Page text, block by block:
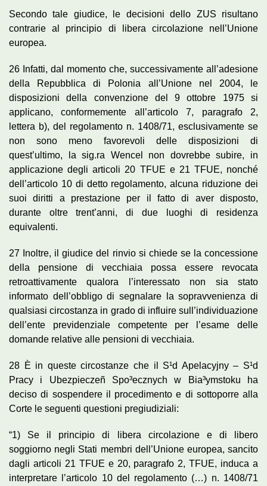
Secondo tale giudice, le decisioni dello ZUS risultano
contrarie al principio di libera circolazione nell’Unione
europea.
26 Infatti, dal momento che, successivamente all’adesione
della Repubblica di Polonia all’Unione nel 2004, le
disposizioni della convenzione del 9 ottobre 1975 si
applicano, conformemente all’articolo 7, paragrafo 2,
lettera b), del regolamento n. 1408/71, esclusivamente se
non sono meno favorevoli delle disposizioni di
quest’ultimo, la sig.ra Wencel non dovrebbe subire, in
applicazione degli articoli 20 TFUE e 21 TFUE, nonché
dell’articolo 10 di detto regolamento, alcuna riduzione dei
suoi diritti a prestazione per il fatto di aver disposto,
durante oltre trent’anni, di due luoghi di residenza
equivalenti.
27 Inoltre, il giudice del rinvio si chiede se la concessione
della pensione di vecchiaia possa essere revocata
retroattivamente qualora l’interessato non sia stato
informato dell’obbligo di segnalare la sopravvenienza di
qualsiasi circostanza in grado di influire sull’individuazione
dell’ente previdenziale competente per l’esame delle
domande relative alle pensioni di vecchiaia.
28 È in queste circostanze che il S¹d Apelacyjny – S¹d
Pracy i Ubezpieczeñ Spo³ecznych w Bia³ymstoku ha
deciso di sospendere il procedimento e di sottoporre alla
Corte le seguenti questioni pregiudiziali:
“1) Se il principio di libera circolazione e di libero
soggiorno negli Stati membri dell’Unione europea, sancito
dagli articoli 21 TFUE e 20, paragrafo 2, TFUE, induca a
interpretare l’articolo 10 del regolamento (…) n. 1408/71